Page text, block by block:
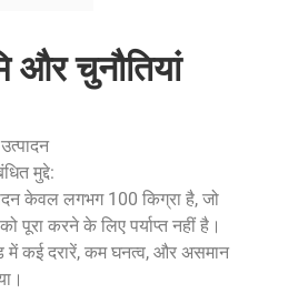
और चुनौतियां
मुद्दे:
केवल लगभग 100 किग्रा है, जो
पूरा करने के लिए पर्याप्त नहीं है।
में कई दरारें, कम घनत्व, और असमान